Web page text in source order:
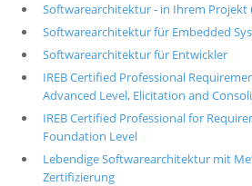
Softwarearchitektur - in Ihrem Projekt
Softwarearchitektur für Embedded
Softwarearchitektur für Entwickler
IREB Certified Professional
Advanced Level, Elicitation and
IREB Certified Professional for
Foundation Level
Lebendige Softwarearchitektur mit
Zertifizierung